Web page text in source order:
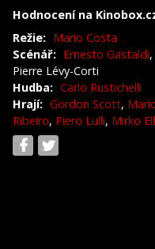
Hodnocení na
Režie: Mario Costa
Scénář: Ernesto Gastaldi,
Pierre Lévy-Corti
Hudba: Carlo Rustichelli
Hrají: Gordon Scott,
Ribeiro, Piero Lulli, Mirko